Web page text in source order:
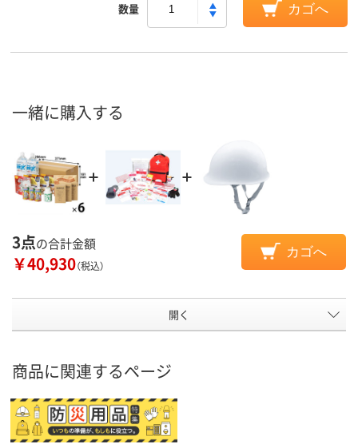
数量 カゴへ
一緒に購入する
3点の合計金額
￥40,930（税込）
カゴへ
開く
商品に関連するページ